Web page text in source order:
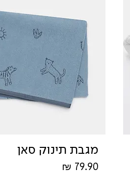
מגבת תינוק סאן
מחיר